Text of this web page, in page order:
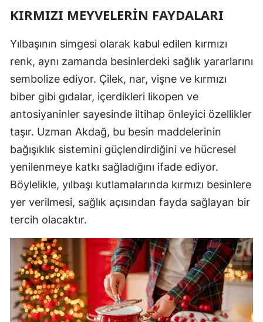
KIRMIZI MEYVELERIN FAYDALARI
Yılbaşının simgesi olarak kabul edilen kırmızı
renk, aynı zamanda besinlerdeki sağlık yararlarını
sembolize ediyor. Çilek, nar, vişne ve kırmızı
biber gibi gıdalar, içerdikleri likopen ve
antosiyaninler sayesinde iltihap önleyici özellikler
taşır. Uzman Akdağ, bu besin maddelerinin
bağışıklık sistemini güçlendirdiğini ve hücresel
yenilenmeye katkı sağladığını ifade ediyor.
Böylelikle, yılbaşı kutlamalarında kırmızı besinlere
yer verilmesi, sağlık açısından fayda sağlayan bir
tercih olacaktır.